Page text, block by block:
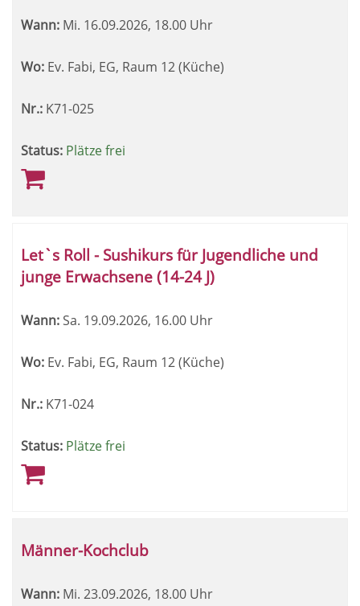
Wann: Mi. 16.09.2026, 18.00 Uhr
Wo: Ev. Fabi, EG, Raum 12 (Küche)
Nr.: K71-025
Status: Plätze frei
Let`s Roll - Sushikurs für Jugendliche und
junge Erwachsene (14-24 J)
Wann:Sa. 19.09.2026, 16.00 Uhr
Wo: Ev. Fabi, EG, Raum 12 (Küche)
Nr.: K71-024
Status: Plätze frei
Männer-Kochclub
Wann: Mi. 23.09.2026, 18.00 Uhr